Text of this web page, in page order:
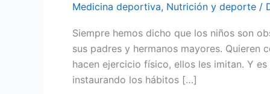
Medicina deportiva, Nutrición y deporte /
Siempre hemos dicho que los niños son
sus padres y hermanos mayores. Quieren
hacen ejercicio físico, ellos les imitan. Y
instaurando los hábitos […]